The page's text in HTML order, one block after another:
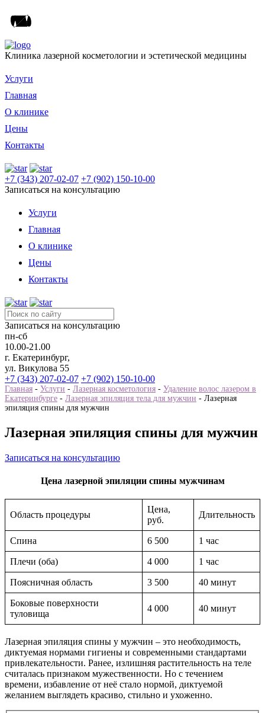
Клиника лазерной косметологии и эстетической медицины
Услуги
Главная
О клинике
Цены
Контакты
+7 (343) 207-02-07 +7 (902) 150-10-00
Записаться на консультацию
Услуги
Главная
О клинике
Цены
Контакты
Записаться на консультацию
пн-сб
10.00-21.00
г. Екатеринбург,
ул. Викулова 55
+7 (343) 207-02-07 +7 (902) 150-10-00
Главная - Услуги - Лазерная косметология - Удаление волос лазером в
Екатеринбурге - Лазерная эпиляция тела для мужчин - Лазерная
эпиляция спины для мужчин
Лазерная эпиляция спины для мужчин
Записаться на консультацию
Цена лазерной эпиляции спины мужчинам
Область процедуры
Цена,
руб.
Длительность
Спина 6 500 1 час
Плечи (оба) 4 000 1 час
Поясничная область 3 500 40 минут
Боковые поверхности
туловища
4 000 40 минут
Лазерная эпиляция спины у мужчин – это необходимость,
диктуемая нормами гигиены и современными стандартами
привлекательности. Ранее, излишняя растительность на теле
считалась признаком мужественности. Но с течением
времени, избавление от неё стало нормой, диктуемой
желанием выглядеть красиво, стильно и ухоженно.